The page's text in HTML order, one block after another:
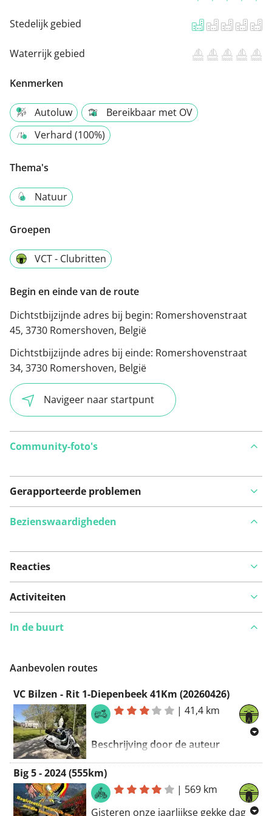
Stedelijk gebied
Waterrijk gebied
Kenmerken
Autoluw
Bereikbaar met OV
Verhard (100%)
Thema's
Natuur
Groepen
VCT - Clubritten
Begin en einde van de route
Dichtstbijzijnde adres bij begin: Romershovenstraat
45, 3730 Romershoven, België
Dichtstbijzijnde adres bij einde: Romershovenstraat
34, 3730 Romershoven, België
Navigeer naar startpunt
Community-foto's
Gerapporteerde problemen
Bekijk op kaart
Iets opgevallen op deze route?
Bezienswaardigheden
Reacties
Activiteiten
In de buurt
Aanbevolen routes
VC Bilzen - Rit 1-Diepenbeek 41Km (20260426)
|41,4 km
Beschrijving door de auteur
Vandaag doken we vol
enthousiasme in de ritten die
Big 5 - 2024 (555km)
| 569 km
Gisteren onze jaarlijkse gekke dag